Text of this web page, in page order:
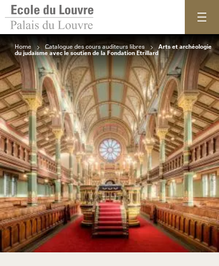
Home Catalogue des cours auditeurs libres Arts et archéologie
du judaïsme avec le soutien de la Fondation Etrillard